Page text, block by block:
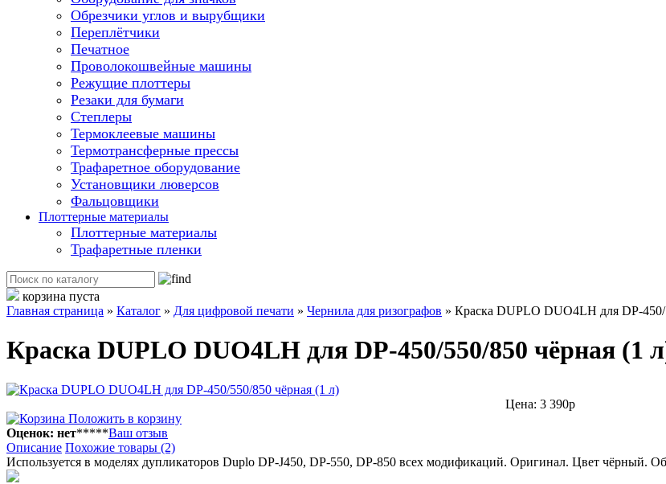
Обрезчики углов и вырубщики
Переплётчики
Печатное
Проволокошвейные машины
Режущие плоттеры
Резаки для бумаги
Степлеры
Термоклеевые машины
Термотрансферные прессы
Трафаретное оборудование
Установщики люверсов
Фальцовщики
Плоттерные материалы
Плоттерные материалы
Трафаретные пленки
корзина пуста
Главная страница » Каталог » Для цифровой печати » Чернила для ризографов » Краска DUPLO DUO4LH для DP-450/
Краска DUPLO DUO4LH для DP-450/550/850 чёрная (1
Цена: 3 390р
Положить в корзину
Оценок: нет*****Ваш отзыв
Описание Похожие товары (2)
Используется в моделях дупликаторов Duplo DP-J450, DP-550, DP-850 всех модификаций. Оригинал. Цвет чёрный.